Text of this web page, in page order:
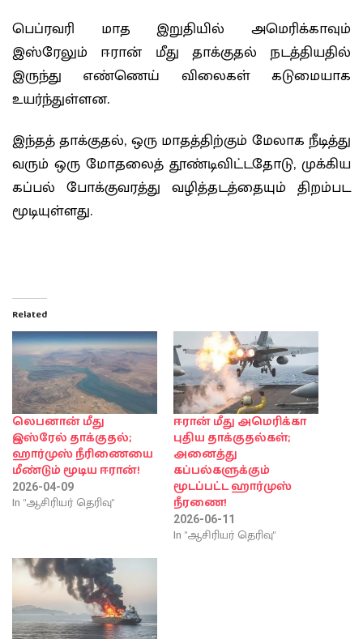
பெப்ரவரி மாத இறுதியில் அமெரிக்காவும்
இஸ்ரேலும் ஈரான் மீது தாக்குதல் நடத்தியதில்
இருந்து எண்ணெய் விலைகள் கடுமையாக
உயர்ந்துள்ளன.
இந்தத் தாக்குதல், ஒரு மாதத்திற்கும் மேலாக நீடித்து
வரும் ஒரு மோதலைத் தூண்டிவிட்டதோடு, முக்கிய
கப்பல் போக்குவரத்து வழித்தடத்தையும் திறம்பட
மூடியுள்ளது.
Related
லெபனான் மீது
இஸ்ரேல் தாக்குதல்;
ஹார்முஸ் நீரிணையை
மீண்டும் மூடிய ஈரான்!
2026-04-09
In "ஆசிரியர் தெரிவு"
ஈரான் மீது அமெரிக்கா
புதிய தாக்குதல்கள்;
அனைத்து
கப்பல்களுக்கும்
மூடப்பட்ட ஹார்முஸ்
நீரணை!
2026-06-11
In "ஆசிரியர் தெரிவு"